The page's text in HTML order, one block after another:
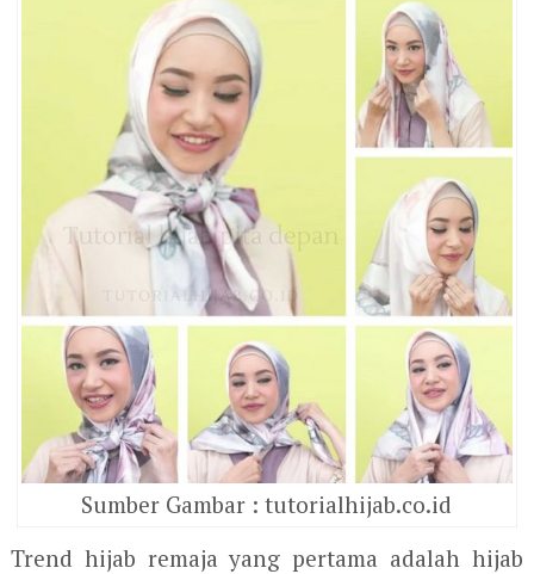
Sumber Gambar : tutorialhijab.co.id
Trend hijab remaja yang pertama adalah hijab